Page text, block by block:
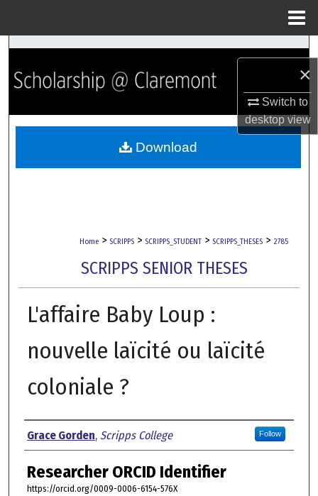
×
Switch to
desktopview
Search
Browse Collections
My Account
Home > SCRIPPS > SCRIPPS_STUDENT > SCRIPPS_THESES > 2785
SCRIPPS SENIOR THESES
L'affaire Baby Loup :
nouvelle laïcité ou laïcité
coloniale ?
Author
Grace Gorden, Scripps College Follow
Researcher ORCID Identifier
https://orcid.org/0009-0006-6154-576X
Download